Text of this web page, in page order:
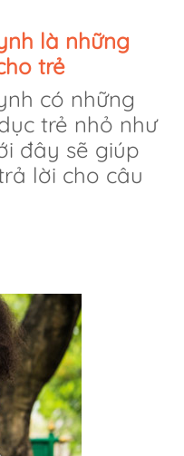
là những
trẻ
có những
trẻ nhỏ như
đây sẽ giúp
lời cho câu